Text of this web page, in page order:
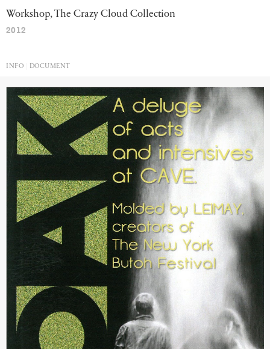
Workshop, The Crazy Cloud Collection
2012
INFO DOCUMENT